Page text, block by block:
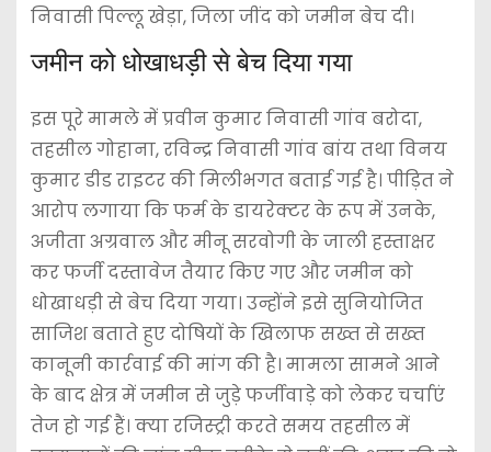
निवासी पिल्लू खेड़ा, जिला जींद को जमीन बेच दी।
जमीन को धोखाधड़ी से बेच दिया गया
इस पूरे मामले में प्रवीन कुमार निवासी गांव बरोदा,
तहसील गोहाना, रविन्द्र निवासी गांव बांय तथा विनय
कुमार डीड राइटर की मिलीभगत बताई गई है। पीड़ित ने
आरोप लगाया कि फर्म के डायरेक्टर के रूप में उनके,
अजीता अग्रवाल और मीनू सरवोगी के जाली हस्ताक्षर
कर फर्जी दस्तावेज तैयार किए गए और जमीन को
धोखाधड़ी से बेच दिया गया। उन्होंने इसे सुनियोजित
साजिश बताते हुए दोषियों के खिलाफ सख्त से सख्त
कानूनी कार्रवाई की मांग की है। मामला सामने आने
के बाद क्षेत्र में जमीन से जुड़े फर्जीवाड़े को लेकर चर्चाएं
तेज हो गई हैं। क्या रजिस्ट्री करते समय तहसील में